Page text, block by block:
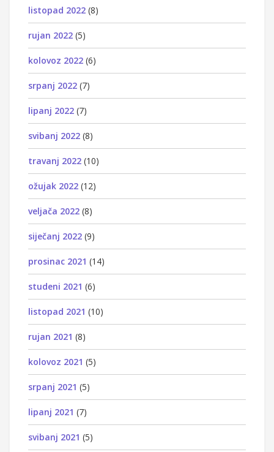
listopad 2022 (8)
rujan 2022 (5)
kolovoz 2022 (6)
srpanj 2022 (7)
lipanj 2022 (7)
svibanj 2022 (8)
travanj 2022 (10)
ožujak 2022 (12)
veljača 2022 (8)
siječanj 2022 (9)
prosinac 2021 (14)
studeni 2021 (6)
listopad 2021 (10)
rujan 2021 (8)
kolovoz 2021 (5)
srpanj 2021 (5)
lipanj 2021 (7)
svibanj 2021 (5)